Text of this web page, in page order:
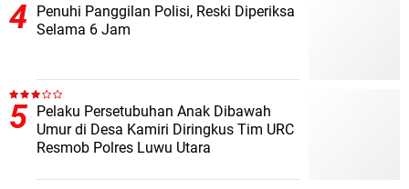
Penuhi Panggilan Polisi, Reski Diperiksa
Selama 6 Jam
Pelaku Persetubuhan Anak Dibawah
Umur di Desa Kamiri Diringkus Tim URC
Resmob Polres Luwu Utara